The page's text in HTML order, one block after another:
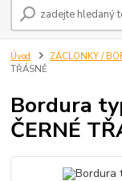
Úvod ZÁCLONKY /
TŘÁSNĚ
Bordura
ČERNÉ